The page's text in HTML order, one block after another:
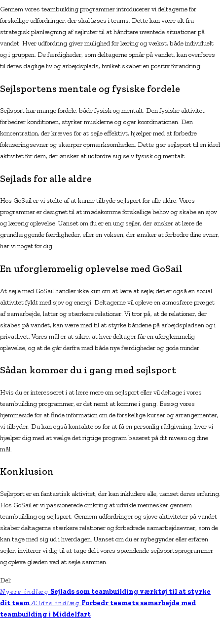
Gennem vores teambuilding programmer introducerer vi deltagerne for
forskellige udfordringer, der skal løses i teams. Dette kan være alt fra
strategisk planlægning af sejlruter til at håndtere uventede situationer på
vandet. Hver udfordring giver mulighed for læring og vækst, både individuelt
og i gruppen. De færdigheder, som deltagerne opnår på vandet, kan overføres
til deres daglige liv og arbejdsplads, hvilket skaber en positiv forandring.
Sejlsportens mentale og fysiske fordele
Sejlsport har mange fordele, både fysisk og mentalt. Den fysiske aktivitet
forbedrer konditionen, styrker musklerne og øger koordinationen. Den
koncentration, der kræves for at sejle effektivt, hjælper med at forbedre
fokuseringsevner og skærper opmærksomheden. Dette gør sejlsport til en ideel
aktivitet for dem, der ønsker at udfordre sig selv fysisk og mentalt.
Sejlads for alle aldre
Hos GoSail er vi stolte af at kunne tilbyde sejlsport for alle aldre. Vores
programmer er designet til at imødekomme forskellige behov og skabe en sjov
og lærerig oplevelse. Uanset om du er en ung sejler, der ønsker at lære de
grundlæggende færdigheder, eller en voksen, der ønsker at forbedre dine evner,
har vi noget for dig.
En uforglemmelig oplevelse med GoSail
At sejle med GoSail handler ikke kun om at lære at sejle; det er også en social
aktivitet fyldt med sjov og energi. Deltagerne vil opleve en atmosfære præget
af samarbejde, latter og stærkere relationer. Vi tror på, at de relationer, der
skabes på vandet, kan være med til at styrke båndene på arbejdspladsen og i
privatlivet. Vores mål er at sikre, at hver deltager får en uforglemmelig
oplevelse, og at de går derfra med både nye færdigheder og gode minder.
Sådan kommer du i gang med sejlsport
Hvis du er interesseret i at lære mere om sejlsport eller vil deltage i vores
teambuilding programmer, er det nemt at komme i gang. Besøg vores
hjemmeside for at finde information om de forskellige kurser og arrangementer,
vi tilbyder. Du kan også kontakte os for at få en personlig rådgivning, hvor vi
hjælper dig med at vælge det rigtige program baseret på dit niveau og dine
mål.
Konklusion
Sejlsport er en fantastisk aktivitet, der kan inkludere alle, uanset deres erfaring.
Hos GoSail er vi passionerede omkring at udvikle mennesker gennem
teambuilding og sejlsport. Gennem udfordringer og sjove aktiviteter på vandet
skaber deltagerne stærkere relationer og forbedrede samarbejdsevner, som de
kan tage med sig ud i hverdagen. Uanset om du er nybegynder eller erfaren
sejler, inviterer vi dig til at tage del i vores spændende sejlsportsprogrammer
og opleve glæden ved at sejle sammen.
Del:
Nyere indlæg Sejlads som teambuilding værktøj til at styrke
dit teamÆldre indlæg Forbedr teamets samarbejde med
teambuilding i Middelfart